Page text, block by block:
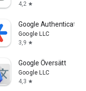
4,2 star
Google Authenticator
Google LLC
3,9 star
Google Översätt
Google LLC
4,3 star